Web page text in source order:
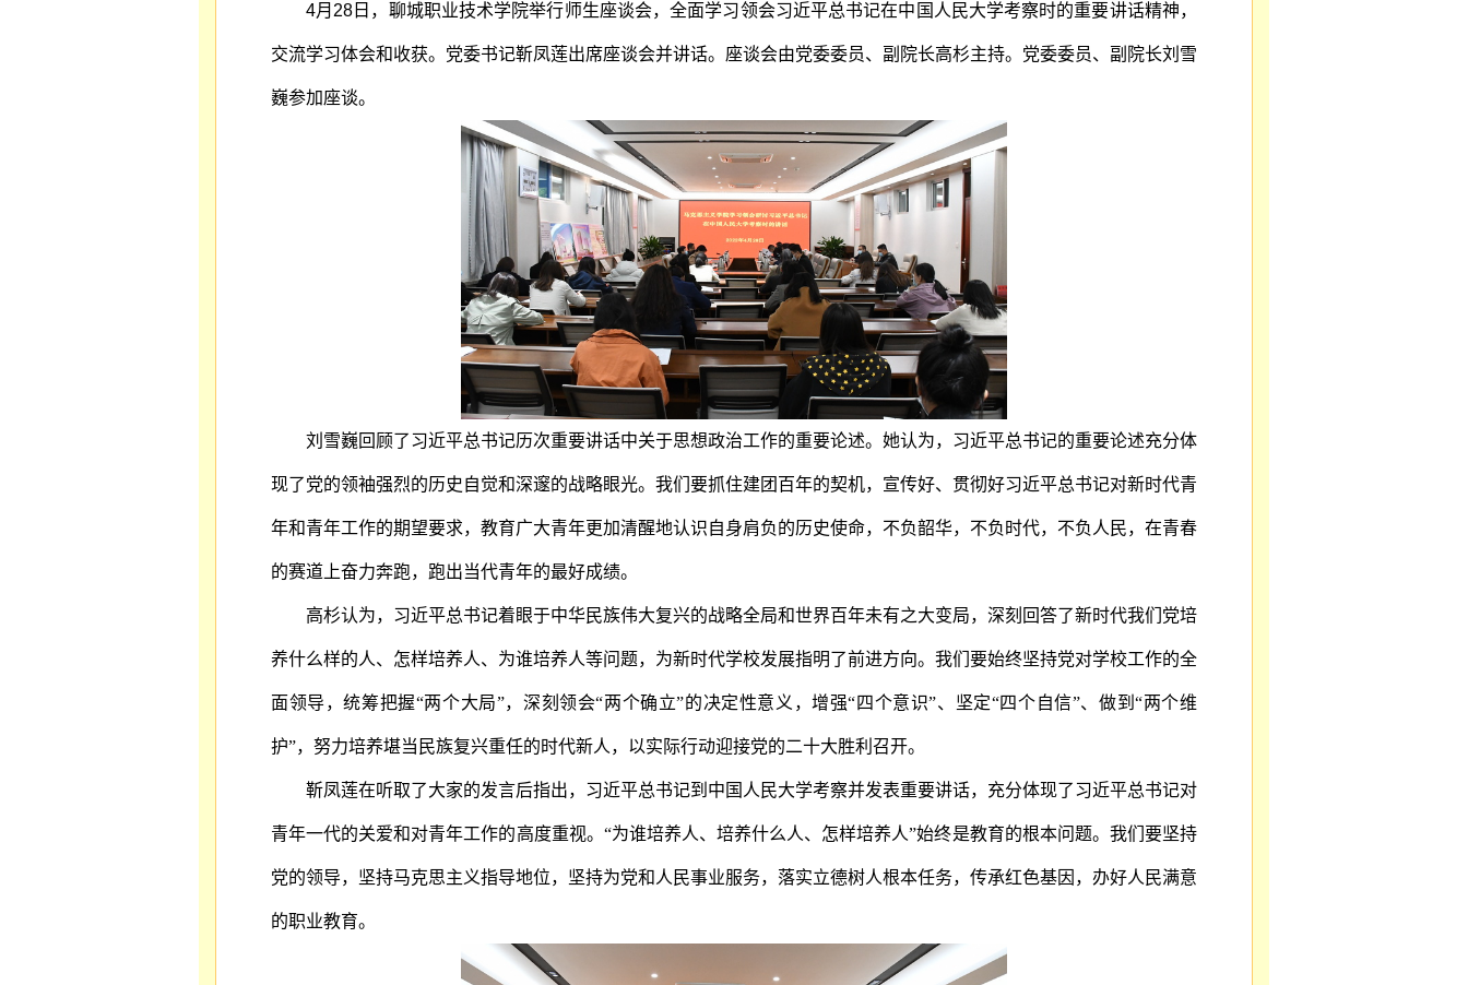
4月28日，聊城职业技术学院举行师生座谈会，全面学习领会习近平总书记在中国人民大学考察时的重要讲话精神，
交流学习体会和收获。党委书记靳凤莲出席座谈会并讲话。座谈会由党委委员、副院长高杉主持。党委委员、副院长刘雪
巍参加座谈。
刘雪巍回顾了习近平总书记历次重要讲话中关于思想政治工作的重要论述。她认为，习近平总书记的重要论述充分体
现了党的领袖强烈的历史自觉和深邃的战略眼光。我们要抓住建团百年的契机，宣传好、贯彻好习近平总书记对新时代青
年和青年工作的期望要求，教育广大青年更加清醒地认识自身肩负的历史使命，不负韶华，不负时代，不负人民，在青春
的赛道上奋力奔跑，跑出当代青年的最好成绩。
高杉认为，习近平总书记着眼于中华民族伟大复兴的战略全局和世界百年未有之大变局，深刻回答了新时代我们党培
养什么样的人、怎样培养人、为谁培养人等问题，为新时代学校发展指明了前进方向。我们要始终坚持党对学校工作的全
面领导，统筹把握“两个大局”，深刻领会“两个确立”的决定性意义，增强“四个意识”、坚定“四个自信”、做到“两个维
护”，努力培养堪当民族复兴重任的时代新人，以实际行动迎接党的二十大胜利召开。
靳凤莲在听取了大家的发言后指出，习近平总书记到中国人民大学考察并发表重要讲话，充分体现了习近平总书记对
青年一代的关爱和对青年工作的高度重视。 “为谁培养人、培养什么人、怎样培养人”始终是教育的根本问题。我们要坚持
党的领导，坚持马克思主义指导地位，坚持为党和人民事业服务，落实立德树人根本任务，传承红色基因，办好人民满意
的职业教育。